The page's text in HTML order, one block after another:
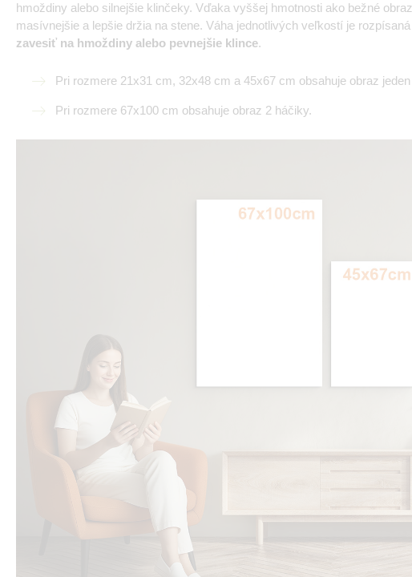
hmoždiny alebo silnejšie klinčeky. Vďaka vyššej hmotnosti ako bežné
masívnejšie a lepšie držia na stene. Váha jednotlivých veľkostí je
zavesiť na hmoždiny alebo pevnejšie klince.
Pri rozmere 21x31 cm, 32x48 cm a 45x67 cm obsahuje obraz
Pri rozmere 67x100 cm obsahuje obraz 2 háčiky.